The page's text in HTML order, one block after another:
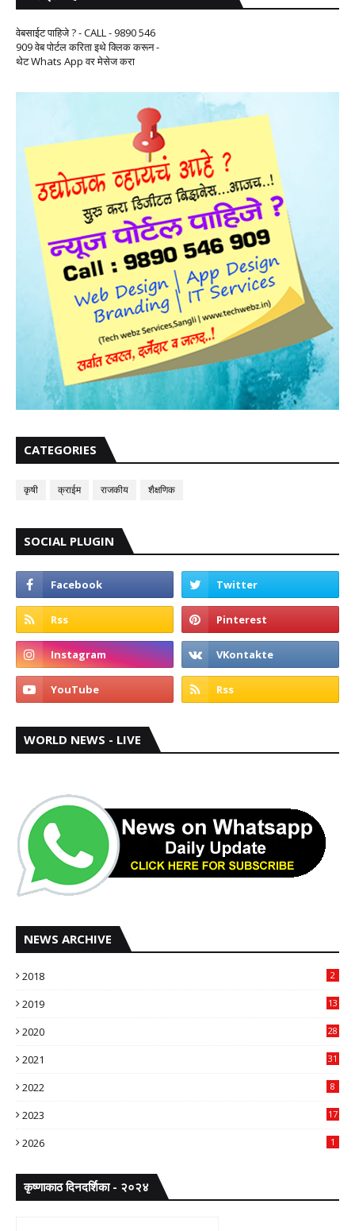
वेबसाईट पाहिजे ? - CALL - 9890 546
909 वेब पोर्टल करिता इथे क्लिक करून -
थेट Whats App वर मेसेज करा
CATEGORIES
कृषी क्राईम राजकीय शैक्षणिक
SOCIAL PLUGIN
WORLD NEWS - LIVE
NEWS ARCHIVE
2018 2
2019 13
2020 28
2021 31
2022 8
2023 17
2026 1
कृष्णाकाठ दिनदर्शिका - २०२४